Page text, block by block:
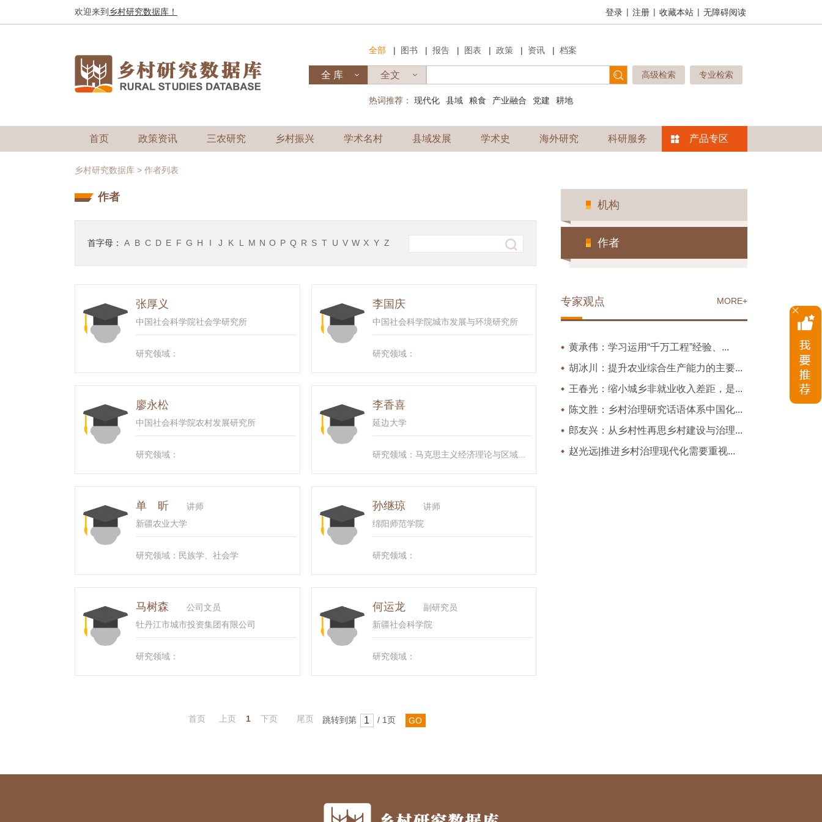
欢迎来到 乡村研究数据库！ 登录 | 注册 | 收藏本站 | 无障碍阅读
全部 | 图书 | 报告 | 图表 | 政策 | 资讯 | 档案
高级检索 专业检索
热词推荐： 现代化 县域 粮食 产业融合 党建 耕地
首页 政策资讯 三农研究 乡村振兴 学术名村 县域发展 学术史 海外研究 科研服务 产品专区
乡村研究数据库 > 作者列表
作者
首字母： A B C D E F G H I J K L M N O P Q R S T U V W X Y Z
张厚义
中国社会科学院社会学研究所
研究领域：
李国庆
中国社会科学院城市发展与环境研究所
研究领域：
廖永松
中国社会科学院农村发展研究所
研究领域：
李香喜
延边大学
研究领域：马克思主义经济理论与区域...
单 昕
讲师
新疆农业大学
研究领域：民族学、社会学
孙继琼
讲师
绵阳师范学院
研究领域：
马树森
公司文员
牡丹江市城市投资集团有限公司
研究领域：
何运龙
副研究员
新疆社会科学院
研究领域：
首页 上页 1 下页 尾页 跳转到第 / 1页 GO
机构
作者
MORE+
专家观点
黄承伟：学习运用“千万工程”经验、...
胡冰川：提升农业综合生产能力的主要...
王春光：缩小城乡非就业收入差距，是...
陈文胜：乡村治理研究话语体系中国化...
郎友兴：从乡村性再思乡村建设与治理...
赵光远|推进乡村治理现代化需要重视...